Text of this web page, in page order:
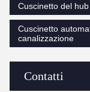
Contatti
Cuscinetto del
Cuscinetto
canalizzazione